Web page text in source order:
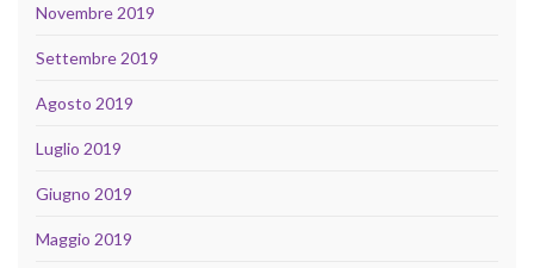
Novembre 2019
Settembre 2019
Agosto 2019
Luglio 2019
Giugno 2019
Maggio 2019